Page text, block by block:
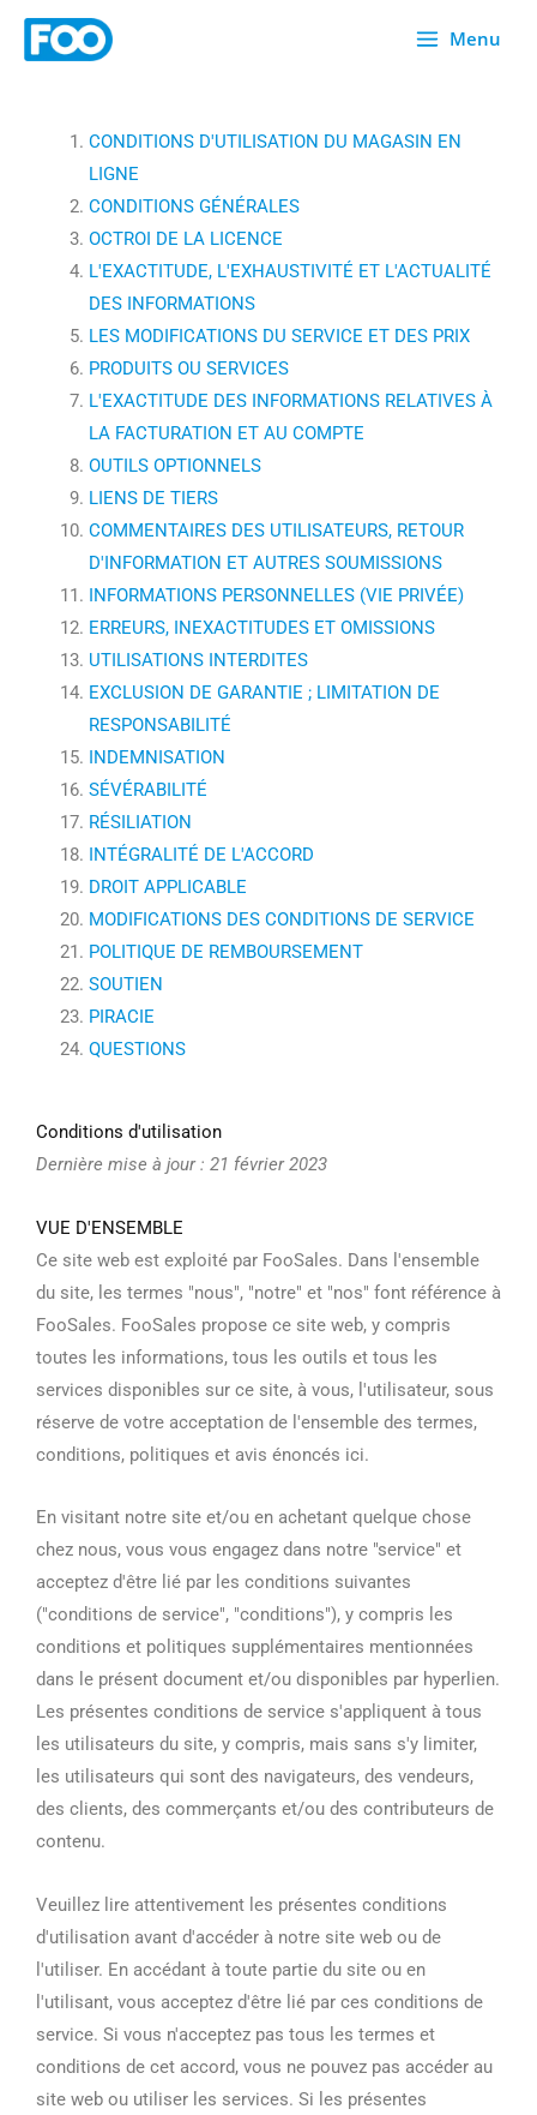
Skip
Menu
CONDITIONS D'UTILISATION DU MAGASIN EN
LIGNE
CONDITIONS GÉNÉRALES
OCTROI DE LA LICENCE
L'EXACTITUDE, L'EXHAUSTIVITÉ ET L'ACTUALITÉ
DES INFORMATIONS
LES MODIFICATIONS DU SERVICE ET DES PRIX
PRODUITS OU SERVICES
L'EXACTITUDE DES INFORMATIONS RELATIVES À
LA FACTURATION ET AU COMPTE
OUTILS OPTIONNELS
LIENS DE TIERS
COMMENTAIRES DES UTILISATEURS, RETOUR
D'INFORMATION ET AUTRES SOUMISSIONS
INFORMATIONS PERSONNELLES (VIE PRIVÉE)
ERREURS, INEXACTITUDES ET OMISSIONS
UTILISATIONS INTERDITES
EXCLUSION DE GARANTIE ; LIMITATION DE
RESPONSABILITÉ
INDEMNISATION
SÉVÉRABILITÉ
RÉSILIATION
INTÉGRALITÉ DE L'ACCORD
DROIT APPLICABLE
MODIFICATIONS DES CONDITIONS DE SERVICE
POLITIQUE DE REMBOURSEMENT
SOUTIEN
PIRACIE
QUESTIONS
Conditions d'utilisation
Dernière mise à jour : 21 février 2023
VUE D'ENSEMBLE
Ce site web est exploité par FooSales. Dans l'ensemble
du site, les termes "nous", "notre" et "nos" font référence à
FooSales. FooSales propose ce site web, y compris
toutes les informations, tous les outils et tous les
services disponibles sur ce site, à vous, l'utilisateur, sous
réserve de votre acceptation de l'ensemble des termes,
conditions, politiques et avis énoncés ici.
En visitant notre site et/ou en achetant quelque chose
chez nous, vous vous engagez dans notre "service" et
acceptez d'être lié par les conditions suivantes
("conditions de service", "conditions"), y compris les
conditions et politiques supplémentaires mentionnées
dans le présent document et/ou disponibles par hyperlien.
Les présentes conditions de service s'appliquent à tous
les utilisateurs du site, y compris, mais sans s'y limiter,
les utilisateurs qui sont des navigateurs, des vendeurs,
des clients, des commerçants et/ou des contributeurs de
contenu.
Veuillez lire attentivement les présentes conditions
d'utilisation avant d'accéder à notre site web ou de
l'utiliser. En accédant à toute partie du site ou en
l'utilisant, vous acceptez d'être lié par ces conditions de
service. Si vous n'acceptez pas tous les termes et
conditions de cet accord, vous ne pouvez pas accéder au
site web ou utiliser les services. Si les présentes